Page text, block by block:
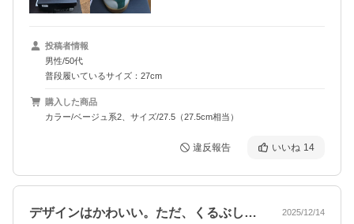
投稿者情報
男性/50代
普段履いているサイズ：27cm
購入した商品
カラー/ベージュ系2、サイズ/27.5（27.5cm相当）
違反報告 いいね 14
デザインはかわいい。ただ、くるぶしに当… 2025/12/14